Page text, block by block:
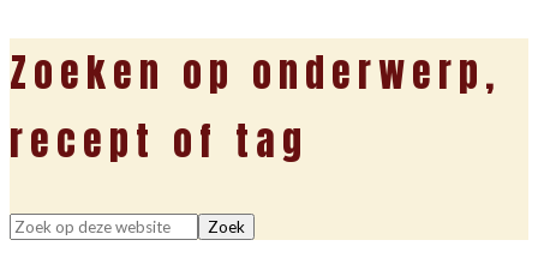
Zoeken op onderwerp,
recept of tag
Zoek